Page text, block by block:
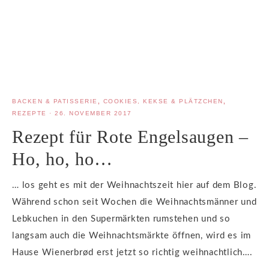
BACKEN & PATISSERIE COOKIES, KEKSE & PLÄTZCHEN
REZEPTE
· 26. NOVEMBER 2017
Rezept für Rote Engelsaugen –
Ho, ho, ho…
… los geht es mit der Weihnachtszeit hier auf dem Blog.
Während schon seit Wochen die Weihnachtsmänner und
Lebkuchen in den Supermärkten rumstehen und so
langsam auch die Weihnachtsmärkte öffnen, wird es im
Hause Wienerbrød erst jetzt so richtig weihnachtlich….